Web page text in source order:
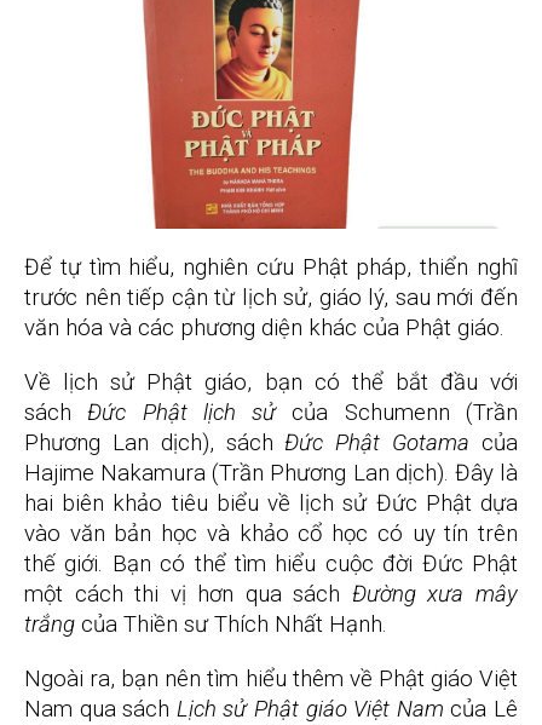
Để tự tìm hiểu, nghiên cứu Phật pháp, thiển nghĩ
trước nên tiếp cận từ lịch sử, giáo lý, sau mới đến
văn hóa và các phương diện khác của Phật giáo.
Về lịch sử Phật giáo, bạn có thể bắt đầu với
sách Đức Phật lịch sửcủa Schumenn (Trần
Phương Lan dịch), sách Đức Phật Gotamacủa
Hajime Nakamura (Trần Phương Lan dịch). Đây là
hai biên khảo tiêu biểu về lịch sử Đức Phật dựa
vào văn bản học và khảo cổ học có uy tín trên
thế giới. Bạn có thể tìm hiểu cuộc đời Đức Phật
một cách thi vị hơn qua sách Đường xưa mây
trắng của Thiền sư Thích Nhất Hạnh.
Ngoài ra, bạn nên tìm hiểu thêm về Phật giáo Việt
Nam qua sách Lịch sử Phật giáo Việt Namcủa Lê